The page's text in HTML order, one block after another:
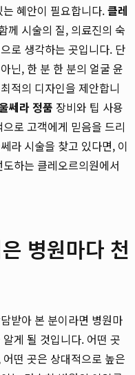
혜안이 필요합니다.클레
께 시술의 질, 의료진의 숙
로 생각하는 곳입니다. 단
닌, 한 분 한 분의 얼굴 윤
적의 디자인을 제안합니
쎄라 정품 장비와 팁 사용
로 고객에게 믿음을 드리
라 시술을 찾고 있다면, 이
하는 클레오르의원에서
병원마다 천
받아 본 분이라면 병원마
게 될 것입니다. 어떤 곳
떤 곳은 상대적으로 높은